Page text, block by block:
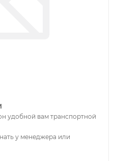
удобной вам транспортной
у менеджера или